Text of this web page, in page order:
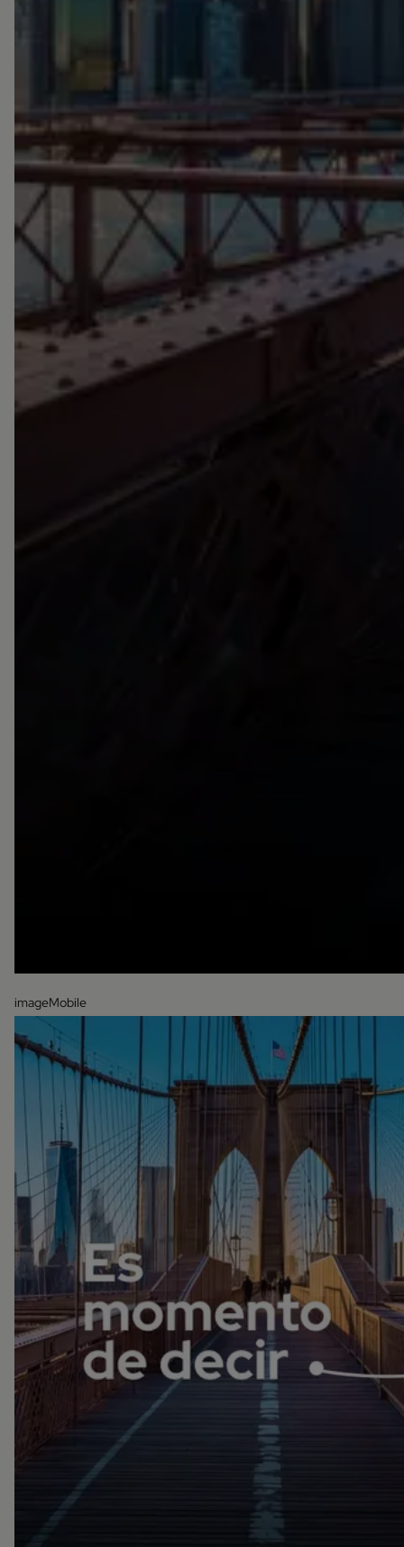
imageMobile